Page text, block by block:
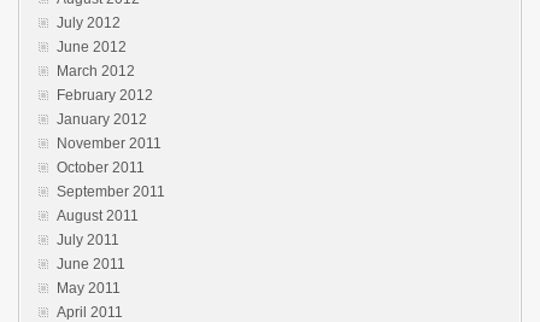
July 2012
June 2012
March 2012
February 2012
January 2012
November 2011
October 2011
September 2011
August 2011
July 2011
June 2011
May 2011
April 2011